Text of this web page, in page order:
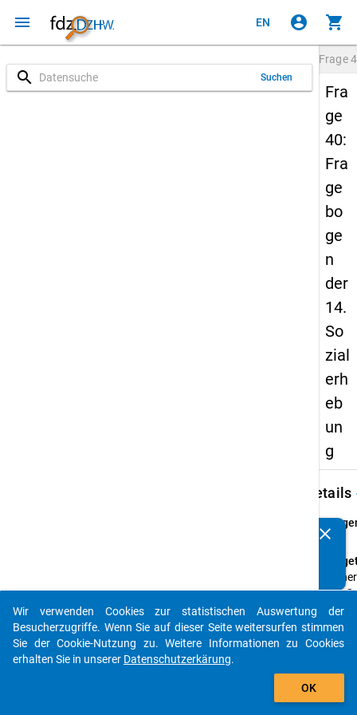
menu EN account_circle shopping_cart
search Suchen
Frage
Fra
ge
40:
Fra
ge
bo
ge
n
der
14.
So
zial
erh
eb
un
g
Details
40
das
Sie
1994
clear
auto_stories
add_shopping_cart
Wir verwenden Cookies zur statistischen Auswertung der
Besucherzugriffe. Wenn Sie auf dieser Seite weitersurfen stimmen
Sie der Cookie-Nutzung zu. Weitere Informationen zu Cookies
erhalten Sie in unserer Datenschutzerkärung.
OK